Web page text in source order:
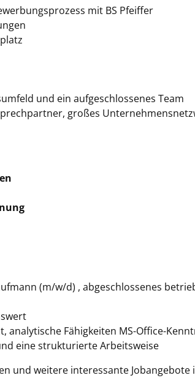
mit BS Pfeiffer
und ein aufgeschlossenes Team
großes
(m/w/d) , abgeschlossenes
analytische Fähigkeiten MS-Office-
eine strukturierte Arbeitsweise
und weitere interessante Jobangebote